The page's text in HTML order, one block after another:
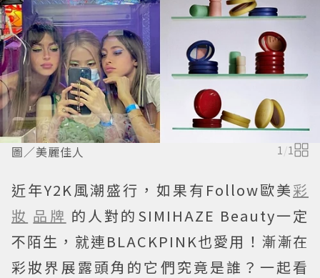
圖／美麗佳人 1 /1
近年Y2K風潮盛行，如果有Follow歐美彩
妝 品牌 的人對的SIMIHAZE Beauty一定
不陌生，就連BLACKPINK也愛用！漸漸在
彩妝界展露頭角的它們究竟是誰？一起看